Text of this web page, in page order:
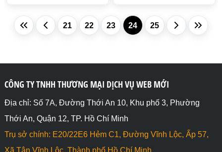
(key)
21 22 23 24 25
CÔNG TY TNHH THƯƠNG MẠI DỊCH VỤ WEB MỚI
Địa chỉ: Số 7A, Đường Thới An 10, Khu phố 3, Phường
Thới An, Quận 12, TP. Hồ Chí Minh
Trụ sở chính: E20/22E6 Hẻm C1, Đường Vĩnh Lộc, Ấp 57,
Xã Tân Vĩnh Lộc, Thành phố Hồ Chí Minh